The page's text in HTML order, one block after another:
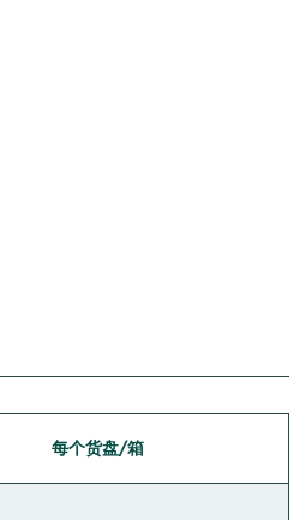
每个货盘/箱